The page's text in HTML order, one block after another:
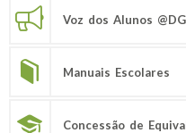
Voz dos Alunos
Manuais Escolares
Concessão de